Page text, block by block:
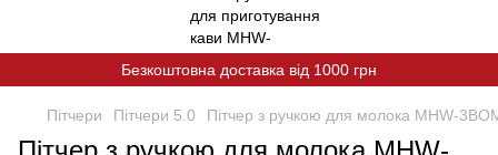
Безкоштовна доставка від 1000 грн
Пітчери Пітчери 5.0 Пітчер з ручкою для молока MHW-